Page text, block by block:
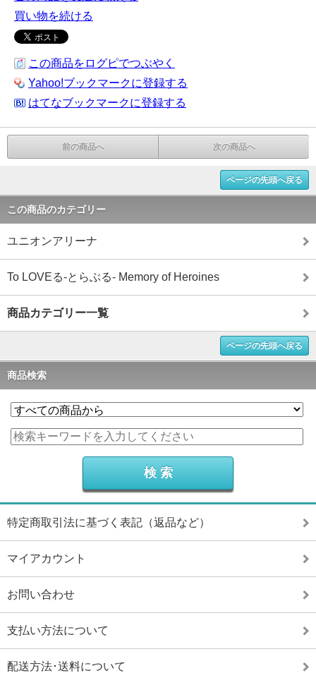
買い物を続ける
この商品をログピでつぶやく
Yahoo!ブックマークに登録する
はてなブックマークに登録する
前の商品へ 次の商品へ
ページの先頭へ戻る
この商品のカテゴリー
ユニオンアリーナ
To LOVEる-とらぶる- Memory of Heroines
商品カテゴリー一覧
ページの先頭へ戻る
商品検索
特定商取引法に基づく表記（返品など）
マイアカウント
お問い合わせ
支払い方法について
配送方法･送料について